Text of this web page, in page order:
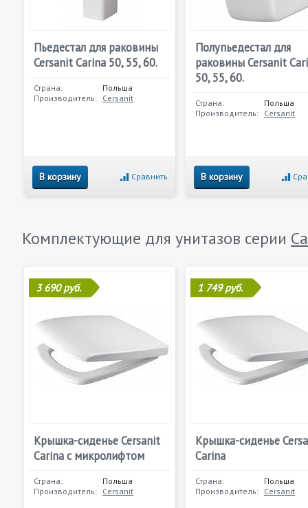
Пьедестал для раковины
Cersanit Carina 50, 55, 60.
Страна:
Польша
Производитель: Cersanit
В корзину Сравнить
Полупьедестал для
раковины Cersanit
50, 55, 60.
Страна:
Польша
Производитель: Cersanit
В корзину
Комплектующие для унитазов серии
3 690 руб.
Крышка-сиденье Cersanit
Carina с микролифтом
Страна:
Польша
Производитель: Cersanit
1 749 руб.
Крышка-сиденье
Carina
Страна:
Польша
Производитель: Cersanit